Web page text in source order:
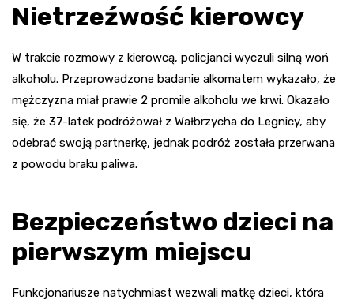
Nietrzeźwość kierowcy
W trakcie rozmowy z kierowcą, policjanci wyczuli silną woń
alkoholu. Przeprowadzone badanie alkomatem wykazało, że
mężczyzna miał prawie 2 promile alkoholu we krwi. Okazało
się, że 37-latek podróżował z Wałbrzycha do Legnicy, aby
odebrać swoją partnerkę, jednak podróż została przerwana
z powodu braku paliwa.
Bezpieczeństwo dzieci na
pierwszym miejscu
Funkcjonariusze natychmiast wezwali matkę dzieci, która